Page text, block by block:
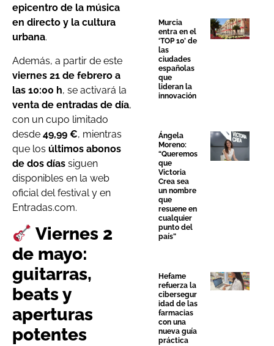
epicentro de la música
en directo y la cultura
urbana.
Además, a partir de este
viernes 21 de febrero a
las 10:00 h, se activará la
venta de entradas de día,
con un cupo limitado
desde 49,99 €, mientras
que los últimos abonos
de dos días siguen
disponibles en la web
oficial del festival y en
Entradas.com.
Viernes 2
de mayo:
guitarras,
beats y
aperturas
potentes
Murcia
entra en el
‘TOP 10’ de
las
ciudades
españolas
que
lideran la
innovación
Ángela
Moreno:
“Queremos
que
Victoria
Crea sea
un nombre
que
resuene en
cualquier
punto del
país”
Hefame
refuerza la
cibersegur
idad de las
farmacias
con una
nueva guía
práctica